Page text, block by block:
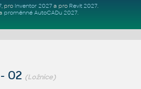
, pro Inventor 2027a pro Revit 2027.
proměnné AutoCADu 2027.
02 (Ložnice)